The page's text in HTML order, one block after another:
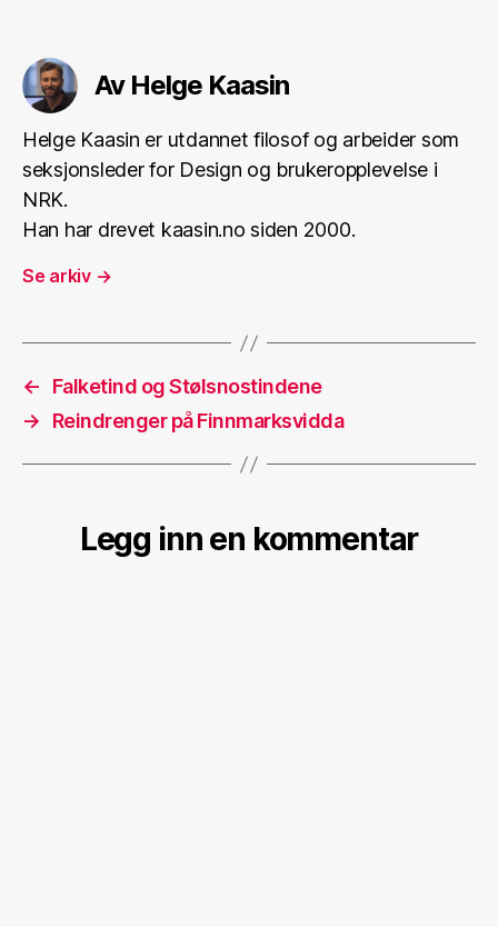
Av Helge Kaasin
Helge Kaasin er utdannet filosof og arbeider som
seksjonsleder for Design og brukeropplevelse i
NRK.
Han har drevet kaasin.no siden 2000.
Se arkiv →
←
Falketind og Stølsnostindene
→
Reindrenger på Finnmarksvidda
Legg inn en kommentar